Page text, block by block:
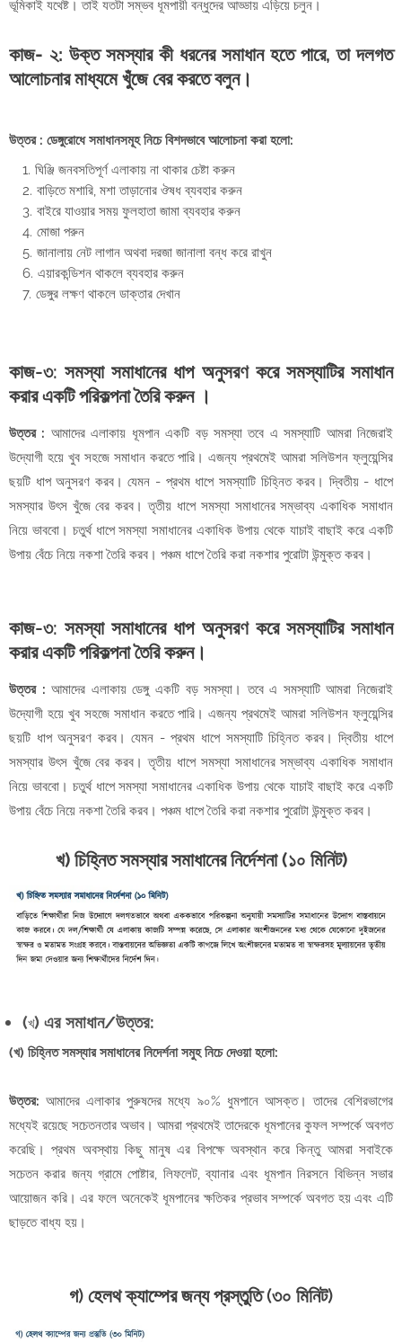
ভূমিকাই যথেষ্ট। তাই যতটা সম্ভব ধূমপায়ী বন্ধুদের আড্ডায় এড়িয়ে চলুন।
কাজ- ২: উক্ত সমস্যার কী ধরনের সমাধান হতে পারে, তা দলগত
আলোচনার মাধ্যমে খুঁজে বের করতে বলুন।
উত্তর : ডেঙ্গুরোধে সমাধানসমূহ নিচে বিশদভাবে আলোচনা করা হলো:
ঘিঞ্জি জনবসতিপূর্ণ এলাকায় না থাকার চেষ্টা করুন
বাড়িতে মশারি, মশা তাড়ানোর ঔষধ ব্যবহার করুন
বাইরে যাওয়ার সময় ফুলহাতা জামা ব্যবহার করুন
মোজা পরুন
জানালায় নেট লাগান অথবা দরজা জানালা বন্ধ করে রাখুন
এয়ারকন্ডিশন থাকলে ব্যবহার করুন
ডেঙ্গুর লক্ষণ থাকলে ডাক্তার দেখান
কাজ-৩: সমস্যা সমাধানের ধাপ অনুসরণ করে সমস্যাটির সমাধান
করার একটি পরিকল্পনা তৈরি করুন ।
উত্তর : আমাদের এলাকায় ধূমপান একটি বড় সমস্যা তবে এ সমস্যাটি আমরা নিজেরাই
উদ্যোগী হয়ে খুব সহজে সমাধান করতে পারি। এজন্য প্রথমেই আমরা সলিউশন ফ্লুয়েন্সির
ছয়টি ধাপ অনুসরণ করব। যেমন - প্রথম ধাপে সমস্যাটি চিহ্নিত করব। দ্বিতীয় - ধাপে
সমস্যার উৎস খুঁজে বের করব। তৃতীয় ধাপে সমস্যা সমাধানের সম্ভাব্য একাধিক সমাধান
নিয়ে ভাববো। চতুর্থ ধাপে সমস্যা সমাধানের একাধিক উপায় থেকে যাচাই বাছাই করে একটি
উপায় বেঁচে নিয়ে নকশা তৈরি করব। পঞ্চম ধাপে তৈরি করা নকশার পুরোটা উন্মুক্ত করব।
কাজ-৩: সমস্যা সমাধানের ধাপ অনুসরণ করে সমস্যাটির সমাধান
করার একটি পরিকল্পনা তৈরি করুন।
উত্তর : আমাদের এলাকায় ডেঙ্গু একটি বড় সমস্যা। তবে এ সমস্যাটি আমরা নিজেরাই
উদ্যোগী হয়ে খুব সহজে সমাধান করতে পারি। এজন্য প্রথমেই আমরা সলিউশন ফ্লুয়েন্সির
ছয়টি ধাপ অনুসরণ করব। যেমন - প্রথম ধাপে সমস্যাটি চিহ্নিত করব। দ্বিতীয় ধাপে
সমস্যার উৎস খুঁজে বের করব। তৃতীয় ধাপে সমস্যা সমাধানের সম্ভাব্য একাধিক সমাধান
নিয়ে ভাববো। চতুর্থ ধাপে সমস্যা সমাধানের একাধিক উপায় থেকে যাচাই বাছাই করে একটি
উপায় বেঁচে নিয়ে নকশা তৈরি করব। পঞ্চম ধাপে তৈরি করা নকশার পুরোটা উন্মুক্ত করব।
খ) চিহ্নিত সমস্যার সমাধানের নির্দেশনা (১০ মিনিট)
(খ) এর সমাধান/উত্তর:
(খ) চিহ্নিত সমস্যার সমাধানের নিদের্শনা সমুহ নিচে দেওয়া হলো:
উত্তর: আমাদের এলাকার পুরুষদের মধ্যে ৯০% ধুমপানে আসক্ত। তাদের বেশিরভাগের
মধ্যেই রয়েছে সচেতনতার অভাব। আমরা প্রথমেই তাদেরকে ধূমপানের কুফল সম্পর্কে অবগত
করেছি। প্রথম অবস্থায় কিছু মানুষ এর বিপক্ষে অবস্থান করে কিন্তু আমরা সবাইকে
সচেতন করার জন্য গ্রামে পোষ্টার, লিফলেট, ব্যানার এবং ধূমপান নিরসনে বিভিন্ন সভার
আয়োজন করি। এর ফলে অনেকেই ধূমপানের ক্ষতিকর প্রভাব সম্পর্কে অবগত হয় এবং এটি
ছাড়তে বাধ্য হয়।
গ) হেলথ ক্যাম্পের জন্য প্রস্তুতি (৩০ মিনিট)